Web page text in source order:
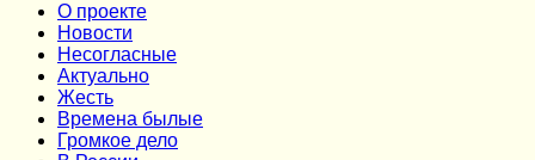
О проекте
Новости
Несогласные
Актуально
Жесть
Времена былые
Громкое дело